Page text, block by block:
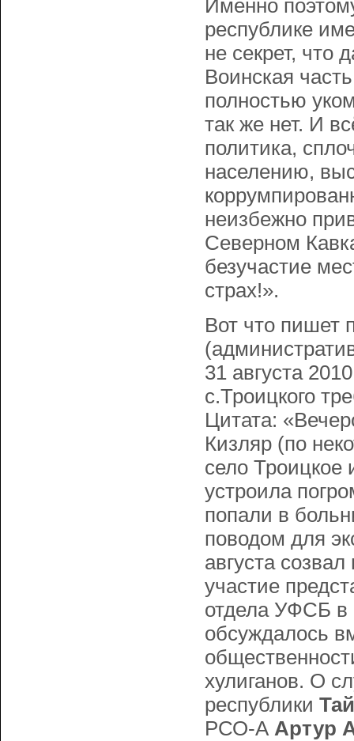
Именно
республике
не секрет, что
Воинская
полностью
так же нет. И
политика,
населению,
неизбежно
Северном
безучастие
страх!».
Вот что пишет
31 августа
с.Троицкого
Цитата:
Кизляр (по
село Троицкое
устроила
попали в
поводом для
августа
участие
отдела УФСБ в
обсуждалось
хулиганов. О
республики
РСО-А Артур